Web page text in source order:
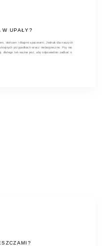
W UPAŁY?
słońcem i długimi spacerami. Jednak dla naszych
przypadkach wręcz niebezpieczne. Psy nie
dlatego tak ważne jest, aby odpowiednio zadbać o